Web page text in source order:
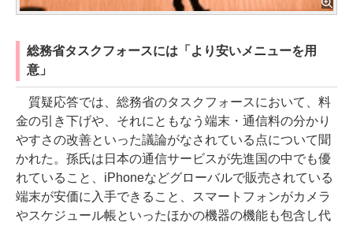
総務省タスクフォースには「より安いメニューを用
意」
質疑応答では、総務省のタスクフォースにおいて、料
金の引き下げや、それにともなう端末・通信料の分かり
やすさの改善といった議論がなされている点について聞
かれた。孫氏は日本の通信サービスが先進国の中でも優
れていること、iPhoneなどグローバルで販売されている
端末が安価に入手できること、スマートフォンがカメラ
やスケジュール帳といったほかの機器の機能も包含し代